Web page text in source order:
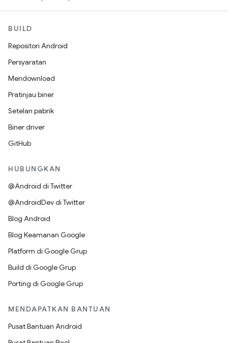
BUILD
Repositori Android
Persyaratan
Mendownload
Pratinjau biner
Setelan pabrik
Biner driver
GitHub
HUBUNGKAN
@Android di Twitter
@AndroidDev di Twitter
Blog Android
Blog Keamanan Google
Platform di Google Grup
Build di Google Grup
Porting di Google Grup
MENDAPATKAN BANTUAN
Pusat Bantuan Android